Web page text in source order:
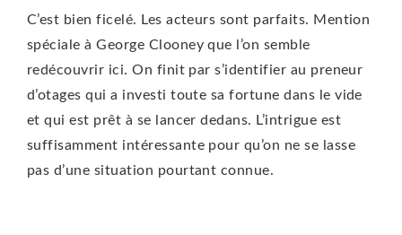
C’est bien ficelé. Les acteurs sont parfaits. Mention
spéciale à George Clooney que l’on semble
redécouvrir ici. On finit par s’identifier au preneur
d’otages qui a investi toute sa fortune dans le vide
et qui est prêt à se lancer dedans. L’intrigue est
suffisamment intéressante pour qu’on ne se lasse
pas d’une situation pourtant connue.